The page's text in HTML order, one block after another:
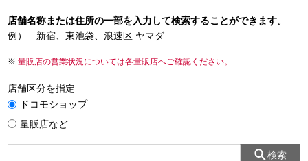
店舗名称または住所の一部を入力して検索することができます。
例） 新宿、東池袋、浪速区 ヤマダ
量販店の営業状況については各量販店へご確認ください。
店舗区分を指定
ドコモショップ
量販店など
検索